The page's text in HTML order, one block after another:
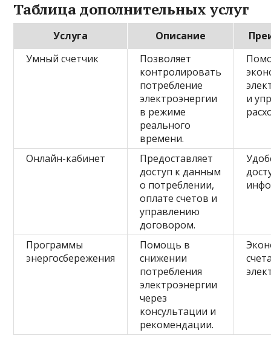
Таблица дополнительных услуг
Услуга Описание
Умный счетчик
Позволяет
контролировать
потребление
электроэнергии
в режиме
реального
времени.
и
Онлайн-кабинет
Предоставляет
доступ к данным
о потреблении,
оплате счетов и
управлению
договором.
Программы
энергосбережения
Помощь в
снижении
потребления
электроэнергии
через
консультации и
рекомендации.